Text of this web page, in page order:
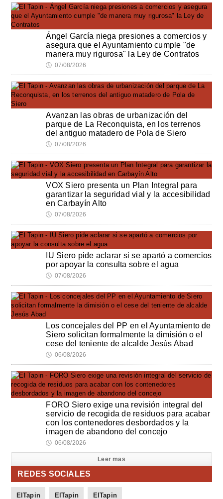
Ángel García niega presiones a comercios y
asegura que el Ayuntamiento cumple "de
manera muy rigurosa" la Ley de Contratos
🕔 07/08/2026
Avanzan las obras de urbanización del
parque de La Reconquista, en los terrenos
del antiguo matadero de Pola de Siero
🕔 07/08/2026
VOX Siero presenta un Plan Integral para
garantizar la seguridad vial y la accesibilidad
en Carbayín Alto
🕔 07/08/2026
IU Siero pide aclarar si se apartó a comercios
por apoyar la consulta sobre el agua
🕔 07/08/2026
Los concejales del PP en el Ayuntamiento de
Siero solicitan formalmente la dimisión o el
cese del teniente de alcalde Jesús Abad
🕔 06/08/2026
FORO Siero exige una revisión integral del
servicio de recogida de residuos para acabar
con los contenedores desbordados y la
imagen de abandono del concejo
🕔 06/08/2026
Leer mas
REDES SOCIALES
ElTapin ElTapin ElTapin